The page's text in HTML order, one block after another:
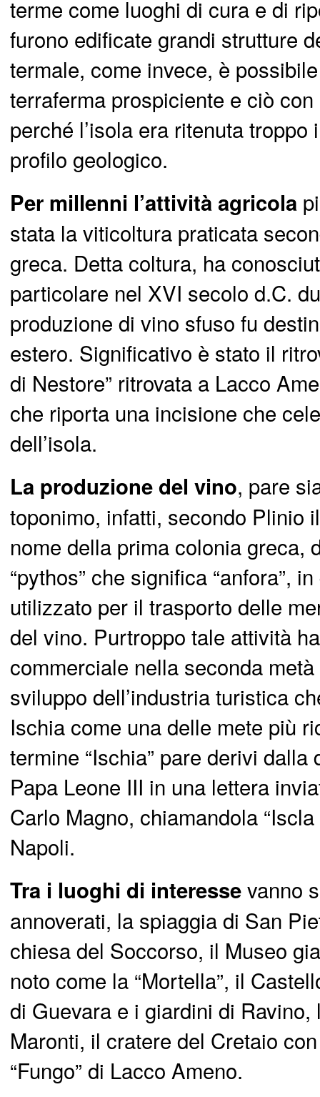
terme come luoghi di cura e di
furono edificate grandi strutture
termale, come invece, è
terraferma prospiciente e ciò
perché l’isola era ritenuta troppo
profilo geologico.
Per millenni l’attività agricola
stata la viticoltura praticata
greca. Detta coltura, ha
particolare nel XVI secolo d.C.
produzione di vino sfuso fu
estero. Significativo è stato il
di Nestore” ritrovata a Lacco
che riporta una incisione che
dell’isola.
La produzione del vino, pare
toponimo, infatti, secondo Plinio
nome della prima colonia greca,
“pythos” che significa “anfora”,
utilizzato per il trasporto delle
del vino. Purtroppo tale attività
commerciale nella seconda metà
sviluppo dell’industria turistica
Ischia come una delle mete più
termine “Ischia” pare derivi
Papa Leone III in una lettera
Carlo Magno, chiamandola
Napoli.
Tra i luoghi di interessevanno
annoverati, la spiaggia di San
chiesa del Soccorso, il Museo
noto come la “Mortella”, il
di Guevara e i giardini di Ravino,
Maronti, il cratere del Cretaio
“Fungo” di Lacco Ameno.